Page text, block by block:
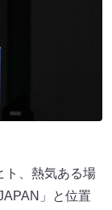
ト、熱気ある場
」と位置